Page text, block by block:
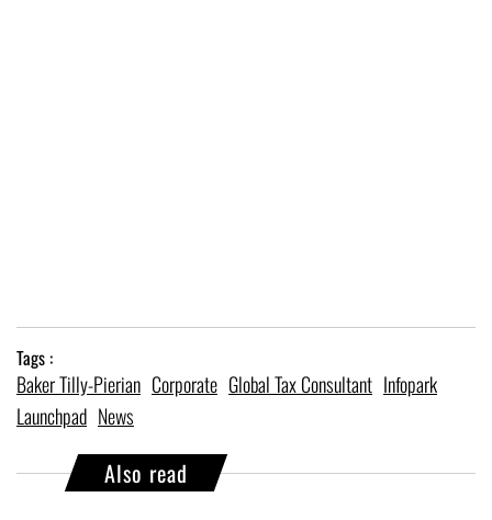
Tags :
Baker Tilly-Pierian Corporate Global Tax Consultant Infopark
Launchpad News
Also read